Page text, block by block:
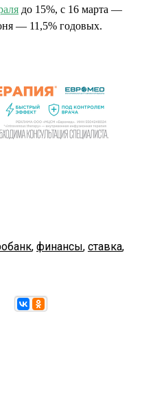
до 15%, с 16 марта —
— 11,5% годовых.
, финансы, ставка,